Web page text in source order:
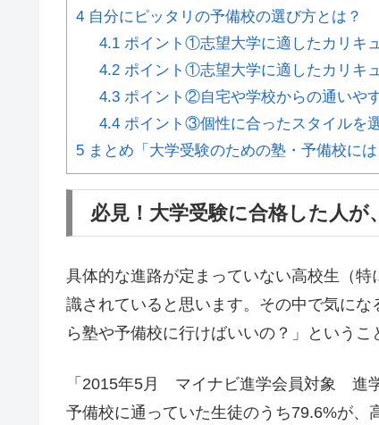
4 自分にピッタリの予備校の選び方とは？
4.1ポイント①志望大学に適したカリキ
4.2ポイント①志望大学に適したカリキ
4.3ポイント②自宅や学校からの通いや
4.4ポイント③個性に合ったスタイルを
5 まとめ「大学受験のための塾・予備校に
必見！大学受験に合格した人
具体的な進路が定まっていない高校生（
識されていると思います。その中で気に
ら塾や予備校に行けばいいの？」というこ
「2015年5月 マイナビ進学会員対象 進
予備校に通っていた生徒のうち79.6%が